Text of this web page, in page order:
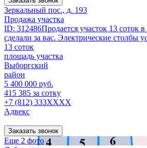
Зеркальный пос., д. 193
Продажа участка
ID: 312486Продается участок 13 соток
сделали за вас. Электрические
13 соток
площадь участка
Выборгский
район
5 400 000 руб.
415 385 за сотку
+7 (812) 333XXXX
Адвекс
Заказать звонок
Еще 2 фото